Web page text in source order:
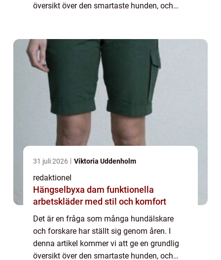
översikt över den smartaste hunden, och
de po...
31 juli 2026 Viktoria Uddenholm
redaktionel
Hängselbyxa dam funktionella
arbetskläder med stil och komfort
Det är en fråga som många hundälskare
och forskare har ställt sig genom åren. I
denna artikel kommer vi att ge en grundlig
översikt över den smartaste hunden, och